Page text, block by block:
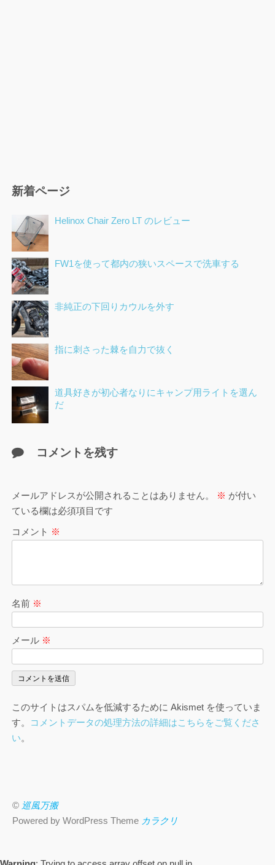
新着ページ
Helinox Chair Zero LT のレビュー
FW1を使って都内の狭いスペースで洗車する
非純正の下回りカウルを外す
指に刺さった棘を自力で抜く
道具好きが初心者なりにキャンプ用ライトを選ん
だ
コメントを残す
メールアドレスが公開されることはありません。 ※ が付い
ている欄は必須項目です
コメント ※
名前 ※
メール ※
このサイトはスパムを低減するために Akismet を使っていま
す。
コメントデータの処理方法の詳細はこちらをご覧くださ
い。
© 巡風万搬
Powered by WordPress Theme カラクリ